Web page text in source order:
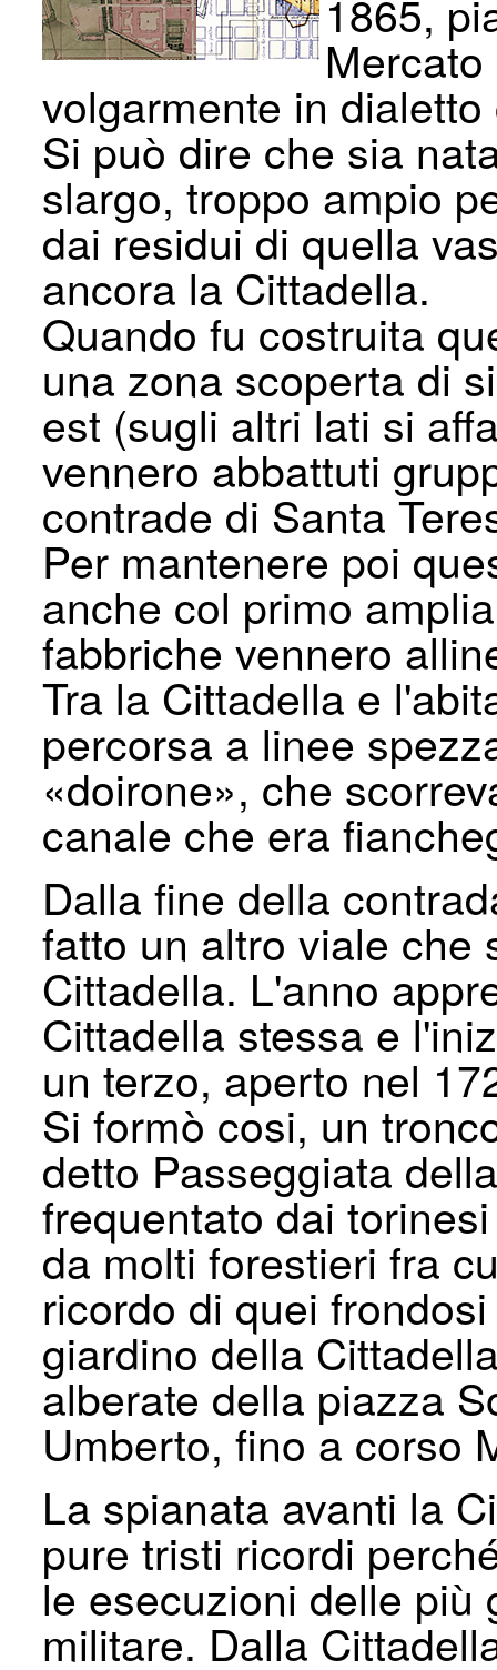
1865,
volgarmente in
Si può dire che sia
slargo, troppo ampio
dai residui di quella
ancora la Cittadella.
Quando fu costruita
una zona scoperta di
est (sugli altri lati si
vennero abbattuti
contrade di Santa
Per mantenere poi
anche col primo
fabbriche vennero
Tra la Cittadella e
percorsa a linee
«doirone», che
canale che era
Dalla fine della
fatto un altro viale che
Cittadella. L'anno
Cittadella stessa e
un terzo, aperto nel
Si formò cosi, un
detto Passeggiata
frequentato dai
da molti forestieri fra
ricordo di quei
giardino della
alberate della piazza
Umberto, fino a corso
La spianata avanti la
pure tristi ricordi
le esecuzioni delle più
militare. Dalla